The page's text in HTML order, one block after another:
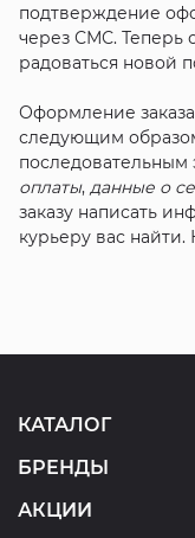
подтверждение
через СМС. Теперь
радоваться новой
Оформление
следующим
последовательным
оплаты, данные о
заказу написать
курьеру вас
КАТАЛОГ
БРЕНДЫ
АКЦИИ